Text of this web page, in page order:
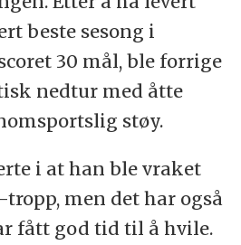
beste sesong i
30 mål, ble forrige
nedtur med åtte
støy.
i at han ble vraket
men det har også
fått god tid til å hvile.